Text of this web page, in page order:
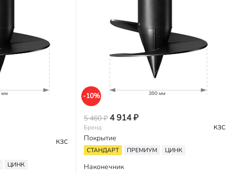
КЗС
ЦИНК
-10%
5 460 ₽ 4 914 ₽
Бренд КЗС
Покрытие
СТАНДАРТ ПРЕМИУМ ЦИНК
Наконечник